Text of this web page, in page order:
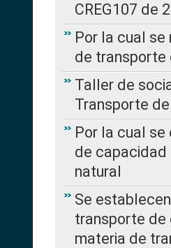
CREG107 de
Por la cual
de transporte
Taller de
Transporte
Por la cual
de capacidad
natural
Se
transporte de
materia de